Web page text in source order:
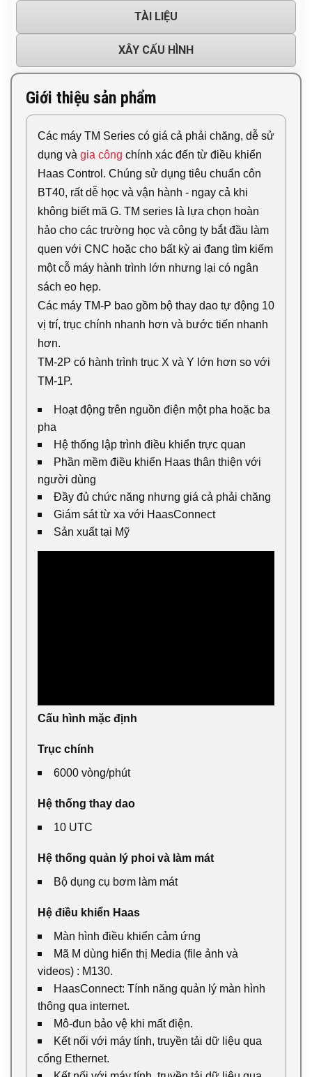
TÀI LIỆU
XÂY CẤU HÌNH
Giới thiệu sản phẩm
Các máy TM Series có giá cả phải chăng, dễ sử
dụng và gia công chính xác đến từ điều khiển
Haas Control. Chúng sử dụng tiêu chuẩn côn
BT40, rất dễ học và vận hành - ngay cả khi
không biết mã G. TM series là lựa chọn hoàn
hảo cho các trường học và công ty bắt đầu làm
quen với CNC hoặc cho bất kỳ ai đang tìm kiếm
một cỗ máy hành trình lớn nhưng lại có ngân
sách eo hẹp.
Các máy TM-P bao gồm bộ thay dao tự động 10
vị trí, trục chính nhanh hơn và bước tiến nhanh
hơn.
TM-2P có hành trình trục X và Y lớn hơn so với
TM-1P.
Hoạt động trên nguồn điện một pha hoặc ba
pha
Hệ thống lập trình điều khiển trực quan
Phần mềm điều khiển Haas thân thiện với
người dùng
Đầy đủ chức năng nhưng giá cả phải chăng
Giám sát từ xa với HaasConnect
Sản xuất tại Mỹ
Cấu hình mặc định
Trục chính
6000 vòng/phút
Hệ thống thay dao
10 UTC
Hệ thống quản lý phoi và làm mát
Bộ dụng cụ bơm làm mát
Hệ điều khiển Haas
Màn hình điều khiển cảm ứng
Mã M dùng hiển thị Media (file ảnh và
videos) : M130.
HaasConnect: Tính năng quản lý màn hình
thông qua internet.
Mô-đun bảo vệ khi mất điện.
Kết nối với máy tính, truyền tải dữ liệu qua
cổng Ethernet.